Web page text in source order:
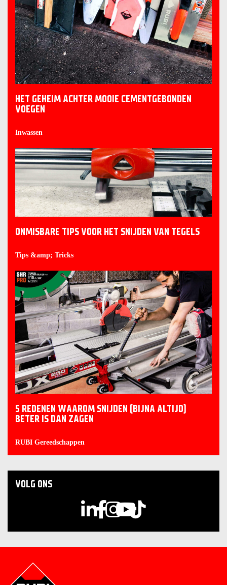
HET GEHEIM ACHTER MOOIE CEMENTGEBONDEN
VOEGEN
Inwassen
ONMISBARE TIPS VOOR HET SNIJDEN VAN TEGELS
Tips &amp; Tricks
5 REDENEN WAAROM SNIJDEN (BIJNA ALTIJD)
BETER IS DAN ZAGEN
RUBI Gereedschappen
VOLG ONS